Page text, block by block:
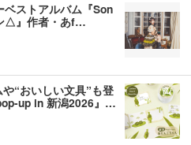
ストアルバム『Son
△』作者・あf…
“おいしい文具”も登
up in 新潟2026』…